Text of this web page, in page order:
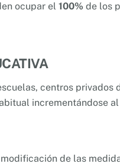
ocupar el 100% de los
centros
incrementándose
de las